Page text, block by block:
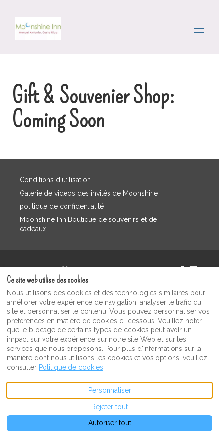
Toutes les propriétés ▾
La zone
La conciergerie
Commentaires
Gift & Souvenier Shop:
Coming Soon
Conditions d'utilisation
Galerie de vidéos des invités de Moonshine
politique de confidentialité
Moonshine Inn Boutique de souvenirs et de
cadeaux
E-mail:
martinivarela@me.com
© 2026 Moonshine Inn Tous
droits réservés- Powered
by Lodgify
Ce site web utilise des cookies
Nous utilisons des cookies et des technologies similaires pour
améliorer votre expérience de navigation, analyser le trafic du
site et personnaliser le contenu. Vous pouvez personnaliser vos
préférences en matière de cookies ci-dessous. Veuillez noter
que le blocage de certains types de cookies peut avoir un
impact sur votre expérience sur notre site Web et sur les
services que nous proposons. Pour plus d'informations sur la
manière dont nous utilisons les cookies et vos options, veuillez
consulter Politique de cookies
Personnaliser
Rejeter tout
Autoriser tout